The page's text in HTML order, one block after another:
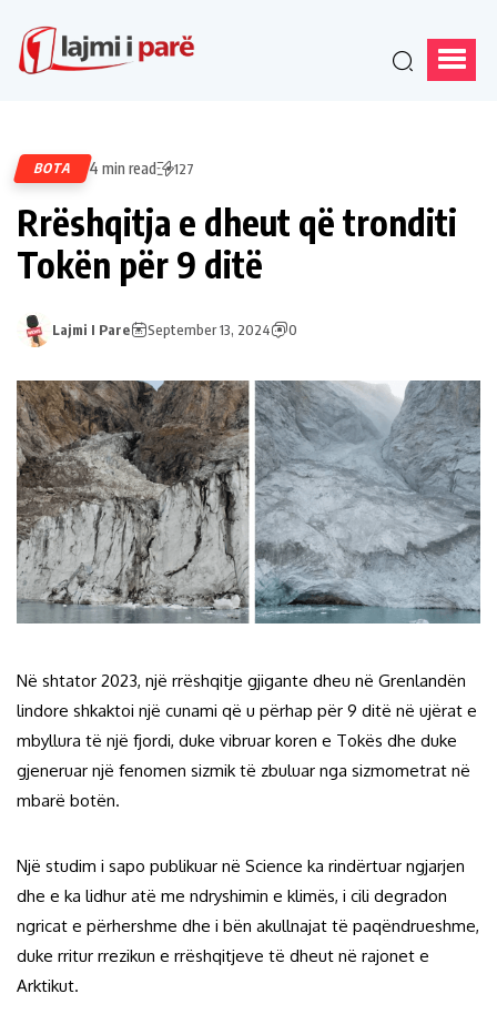
BOTA 4 min read 127
Rrëshqitja e dheut që tronditi
Tokën për 9 ditë
Lajmi I Pare September 13, 2024 0
Në shtator 2023, një rrëshqitje gjigante dheu në Grenlandën
lindore shkaktoi një cunami që u përhap për 9 ditë në ujërat e
mbyllura të një fjordi, duke vibruar koren e Tokës dhe duke
gjeneruar një fenomen sizmik të zbuluar nga sizmometrat në
mbarë botën.
Një studim i sapo publikuar në Science ka rindërtuar ngjarjen
dhe e ka lidhur atë me ndryshimin e klimës, i cili degradon
ngricat e përhershme dhe i bën akullnajat të paqëndrueshme,
duke rritur rrezikun e rrëshqitjeve të dheut në rajonet e
Arktikut.